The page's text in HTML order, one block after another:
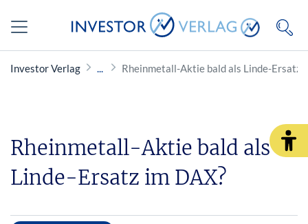
Investor Verlag Rheinmetall-Aktie bald als Linde-Ersatz
Rheinmetall-Aktie bald als
Linde-Ersatz im DAX?